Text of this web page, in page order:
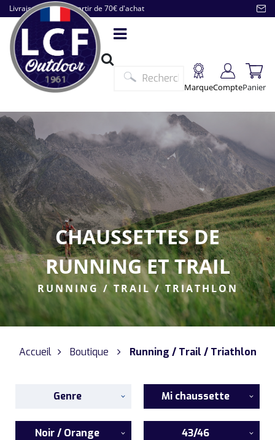
Livraison offerte à partir de 70€ d'achat
MarqueComptePanier
CHAUSSETTES DE
RUNNING ET TRAIL
RUNNING / TRAIL / TRIATHLON
Accueil Boutique Running / Trail / Triathlon
Genre Mi chaussette
Noir / Orange 43/46